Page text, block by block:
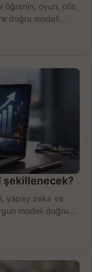
öğrenin; oyun, ofis,
doğru modeli
şekillenecek?
yapay zeka ve
modeli doğru